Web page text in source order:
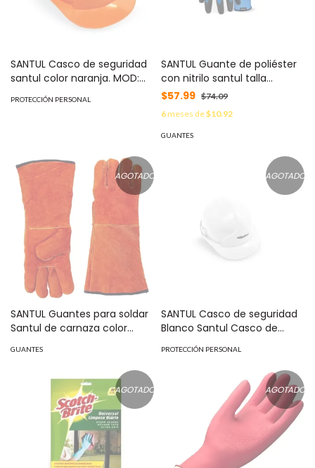
SANTUL Casco de seguridad
santul color naranja. MOD:
PROTECCIÓN PERSONAL
SANTUL Guante de poliéster
con nitrilo santul talla
mediana modelo 8884 MOD:
$57.99 $74.09
6meses de$10.92
GUANTES
AGOTADO
SANTUL Guantes para soldar
Santul de carnaza color
GUANTES
AGOTADO
SANTUL Casco de seguridad
Blanco Santul Casco de
seguridad Blanco Santul
MOD: 8895
PROTECCIÓN PERSONAL
AGOTADO AGOTADO